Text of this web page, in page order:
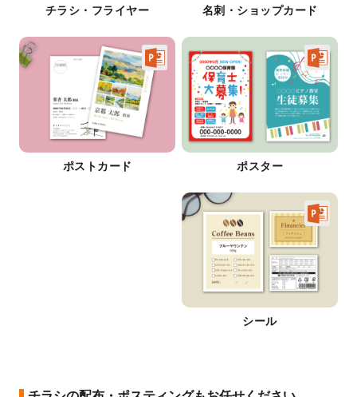
チラシ・フライヤー 名刺・ショップカード
ポストカード ポスター
シール